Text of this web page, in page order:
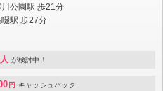
川公園駅 歩21分
畷駅 歩27分
が検討中！
円 キャッシュバック!